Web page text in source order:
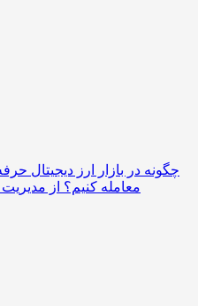
چگونه در بازار ارز دیجیتال
معامله کنیم؟ از